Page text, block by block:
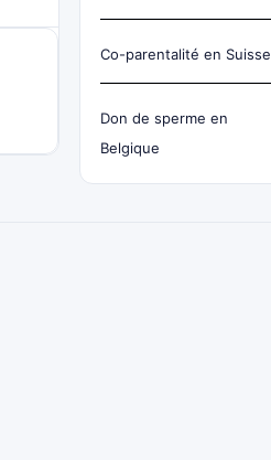
Co-parentalité en Suisse
Don de sperme en
Belgique